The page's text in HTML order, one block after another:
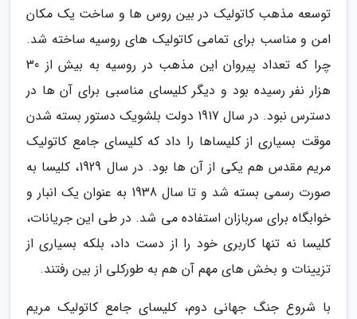
توسعه مذهب کاتولیک در بین روس ها و ساخت یک مکان
امن و مناسب برای تمامی کاتولیک های روسیه ساخته شد.
چرا که تعداد پیروان این مذهب در روسیه به بیش از 30
هزار نفر رسیده بود و دیگر کلیسای مناسبی برای آن ها در
دسترس نبود. در سال 1917 دولت بلشویک دستور بسته شدن
موقت بسیاری از کلیساها را داد که کلیسای جامع کاتولیک
مریم مقدس هم یکی از آن ها بود. در سال 1929، کلیسا به
صورت رسمی بسته شد و تا سال 1938 به عنوان یک انبار و
خوابگاه برای سربازان استفاده می شد. در طی این جریانات،
کلیسا نه تنها کاربری خود را از دست داد، بلکه بسیاری از
تزیینات و بخش های مهم آن هم به طورکلی از بین رفتند.
با شروع جنگ جهانی دوم، کلیسای جامع کاتولیک مریم